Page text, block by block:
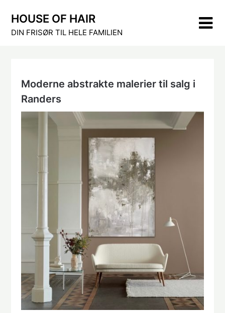
content
HOUSE OF HAIR
DIN FRISØR TIL HELE FAMILIEN
Moderne abstrakte malerier til salg i
Randers